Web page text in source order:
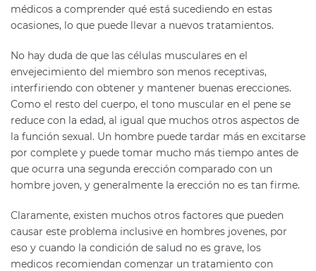
médicos a comprender qué está sucediendo en estas
ocasiones, lo que puede llevar a nuevos tratamientos.
No hay duda de que las células musculares en el
envejecimiento del miembro son menos receptivas,
interfiriendo con obtener y mantener buenas erecciones.
Como el resto del cuerpo, el tono muscular en el pene se
reduce con la edad, al igual que muchos otros aspectos de
la función sexual. Un hombre puede tardar más en excitarse
por complete y puede tomar mucho más tiempo antes de
que ocurra una segunda erección comparado con un
hombre joven, y generalmente la erección no es tan firme.
Claramente, existen muchos otros factores que pueden
causar este problema inclusive en hombres jovenes, por
eso y cuando la condición de salud no es grave, los
medicos recomiendan comenzar un tratamiento con